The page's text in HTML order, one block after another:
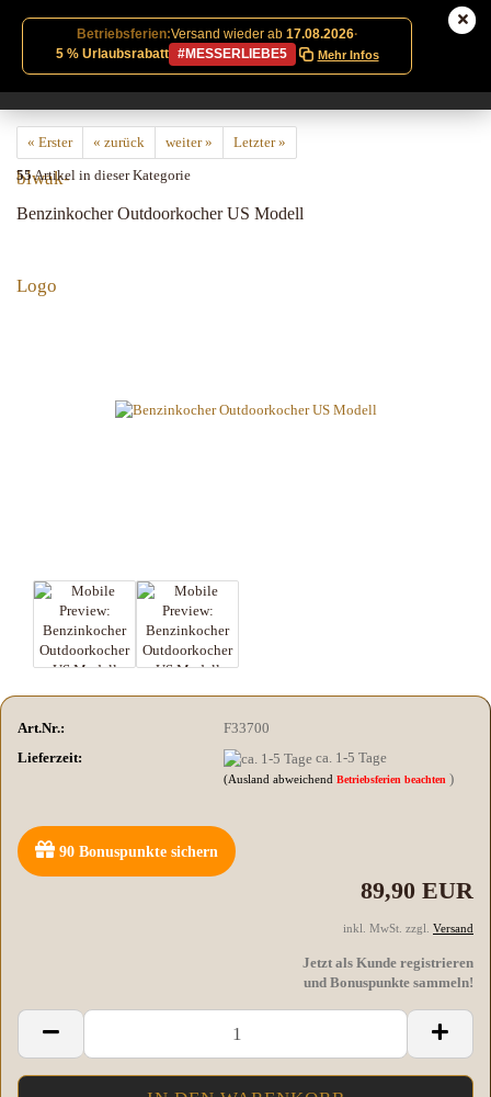
Betriebsferien:Versand wieder ab 17.08.2026·
5 % Urlaubsrabatt
#MESSERLIEBE5 Mehr Infos
« Erster « zurück weiter »
Letzter »
55Artikel in dieser Kategorie
Benzinkocher Outdoorkocher US Modell
Art.Nr.:
F33700
Lieferzeit:
ca. 1-5 Tage
(Ausland abweichendBetriebsferien beachten )
90 Bonuspunkte sichern
89,90 EUR
inkl. MwSt. zzgl. Versand
Jetzt als Kunde registrieren
und Bonuspunkte sammeln!